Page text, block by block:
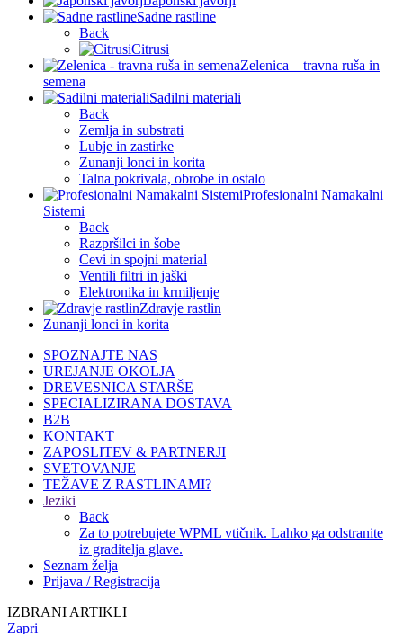
Sadne rastline
Back
Citrusi
Zelenica – travna ruša in
semena
Sadilni materiali
Back
Zemlja in substrati
Lubje in zastirke
Zunanji lonci in korita
Talna pokrivala, obrobe in ostalo
Profesionalni Namakalni
Sistemi
Back
Razpršilci in šobe
Cevi in spojni material
Ventili filtri in jaški
Elektronika in krmiljenje
Zdravje rastlin
Zunanji lonci in korita
SPOZNAJTE NAS
UREJANJE OKOLJA
DREVESNICA STARŠE
SPECIALIZIRANA DOSTAVA
B2B
KONTAKT
ZAPOSLITEV & PARTNERJI
SVETOVANJE
TEŽAVE Z RASTLINAMI?
Jeziki
Back
Za to potrebujete WPML vtičnik. Lahko ga odstranite
iz graditelja glave.
Seznam želja
Prijava / Registracija
IZBRANI ARTIKLI
Zapri